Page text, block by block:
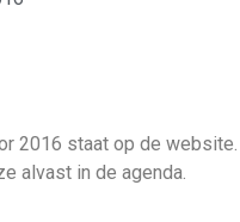
2016 staat op de website.
alvast in de agenda.